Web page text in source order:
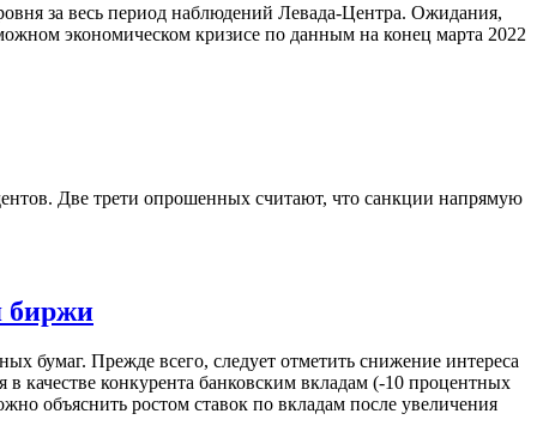
за весь период наблюдений Левада-Центра. Ожидания,
экономическом кризисе по данным на конец марта 2022
Две трети опрошенных считают, что санкции напрямую
биржи
бумаг. Прежде всего, следует отметить снижение интереса
качестве конкурента банковским вкладам (-10 процентных
объяснить ростом ставок по вкладам после увеличения